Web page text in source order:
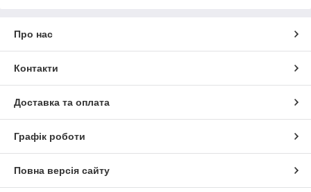
Про нас
Контакти
Доставка та оплата
Графік роботи
Повна версія сайту